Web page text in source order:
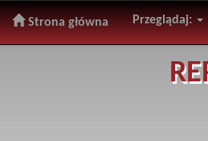
Strona główna Przeglądaj: